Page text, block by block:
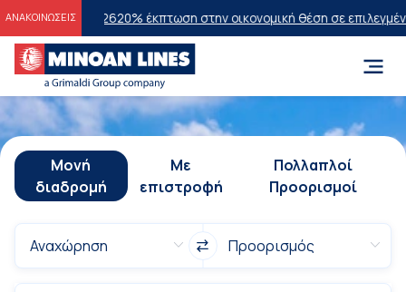
ΑΝΑΚΟΙΝΩΣΕΙΣ
202620% έκπτωση στην οικονομική θέση σε επιλεγμένα
Μονή
διαδρομή
Με
επιστροφή
Πολλαπλοί
Προορισμοί